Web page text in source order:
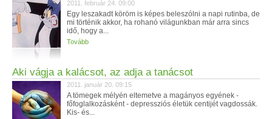
2011. február 24. 09:00
Egy leszakadt köröm is képes beleszólni a napi rutinba, de
mi történik akkor, ha rohanó világunkban már arra sincs
idő, hogy a...
Tovább
Aki vágja a kalácsot, az adja a tanácsot
2011. január 20. 09:15
A tömegek mélyén eltemetve a magányos egyének -
főfoglalkozásként - depressziós életük centijét vagdossák.
Kis- és...